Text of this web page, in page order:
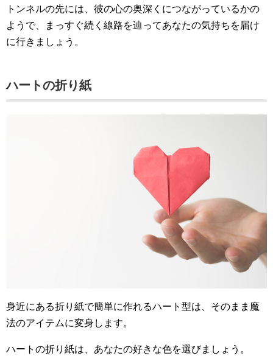
トンネルの先には、彼の心の奥深くにつながっているかの
ようで、まっすぐ続く線路を辿ってあなたの気持ちを届け
に行きましょう。
ハートの折り紙
身近にある折り紙で簡単に作れるハート型は、そのまま魔
法のアイテムに変身します。
ハートの折り紙は、あなたの好きな色を選びましょう。